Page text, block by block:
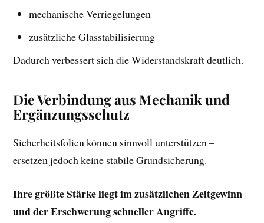
mechanische Verriegelungen
zusätzliche Glasstabilisierung
Dadurch verbessert sich die Widerstandskraft deutlich.
Die Verbindung aus Mechanik und
Ergänzungsschutz
Sicherheitsfolien können sinnvoll unterstützen –
ersetzen jedoch keine stabile Grundsicherung.
Ihre größte Stärke liegt im zusätzlichen Zeitgewinn
und der Erschwerung schneller Angriffe.